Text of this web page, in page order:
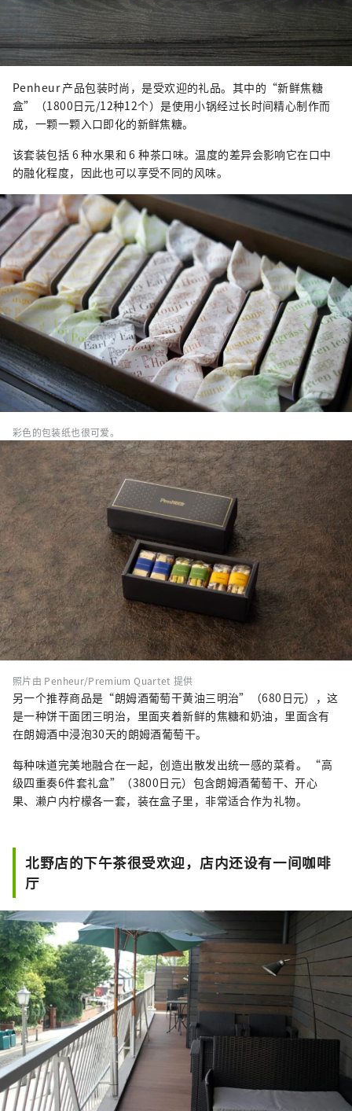
Penheur 产品包装时尚，是受欢迎的礼品。其中的“新鲜焦糖
盒”（1800日元/12种12个）是使用小锅经过长时间精心制作而
成，一颗一颗入口即化的新鲜焦糖。
该套装包括 6 种水果和 6 种茶口味。温度的差异会影响它在口中
的融化程度，因此也可以享受不同的风味。
彩色的包装纸也很可爱。
照片由 Penheur/Premium Quartet 提供
另一个推荐商品是“朗姆酒葡萄干黄油三明治”（680日元），这
是一种饼干面团三明治，里面夹着新鲜的焦糖和奶油，里面含有
在朗姆酒中浸泡30天的朗姆酒葡萄干。
每种味道完美地融合在一起，创造出散发出统一感的菜肴。 “高
级四重奏6件套礼盒”（3800日元）包含朗姆酒葡萄干、开心
果、濑户内柠檬各一套，装在盒子里，非常适合作为礼物。
北野店的下午茶很受欢迎，店内还设有一间咖啡
厅